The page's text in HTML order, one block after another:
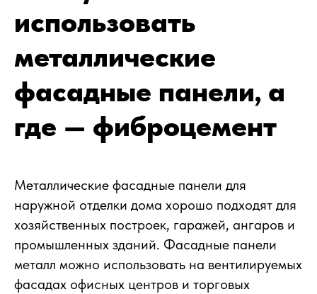
использовать
металлические
фасадные панели, а
где — фиброцемент
Металлические фасадные панели для
наружной отделки дома хорошо подходят для
хозяйственных построек, гаражей, ангаров и
промышленных зданий. Фасадные панели
металл можно использовать на вентилируемых
фасадах офисных центров и торговых